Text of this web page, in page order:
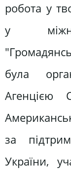
робота у
у
була
за
України,